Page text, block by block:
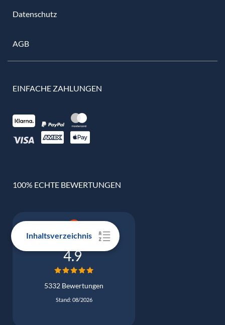
Inhaltsverzeichnis
Datenschutz
AGB
EINFACHE ZAHLUNGEN
100% ECHTE BEWERTUNGEN
Google Bewertung
4.9
5332 Bewertungen
Stand: 08/2026